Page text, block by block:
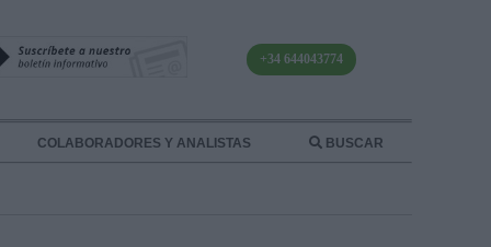
+34 644043774
COLABORADORES Y ANALISTAS BUSCAR